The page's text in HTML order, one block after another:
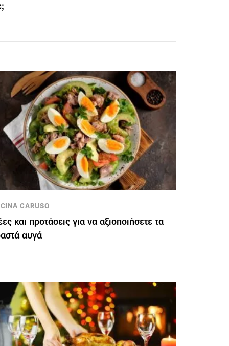
CARUSO
και προτάσεις για να αξιοποιήσετε τα
αυγά